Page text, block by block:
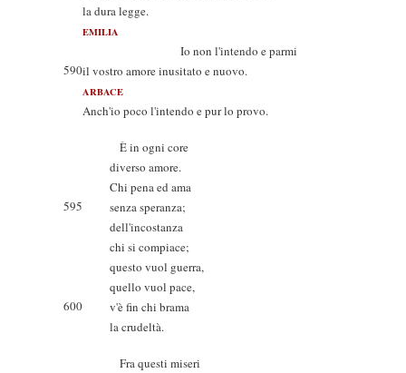
la dura legge.
EMILIA
Io non l'intendo e parmi
590il vostro amore inusitato e nuovo.
ARBACE
Anch'io poco l'intendo e pur lo provo.
È in ogni core
diverso amore.
Chi pena ed ama
595
senza speranza;
dell'incostanza
chi si compiace;
questo vuol guerra,
quello vuol pace,
600
v'è fin chi brama
la crudeltà.
Fra questi miseri